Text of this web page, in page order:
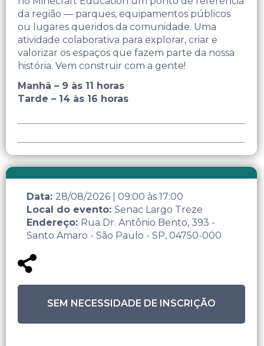
da região — parques, equipamentos públicos
ou lugares queridos da comunidade. Uma
atividade colaborativa para explorar, criar e
valorizar os espaços que fazem parte da nossa
história. Vem construir com a gente!
Manhã – 9 às 11 horas
Tarde – 14 às 16 horas
Data: 28/08/2026 09:00 às 17:00
Local do evento: Senac Largo Treze
Endereço: Rua Dr. Antônio Bento, 393 -
Santo Amaro - São Paulo - SP, 04750-000
SEM NECESSIDADE DE INSCRIÇÃO